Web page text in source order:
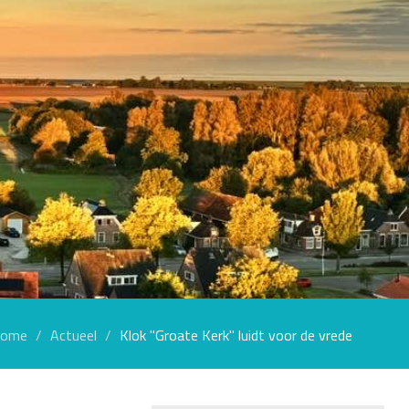
Actueel Klok "Groate Kerk" luidt voor de vrede